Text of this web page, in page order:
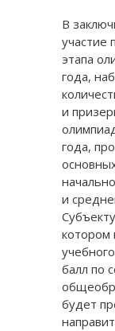
В
участие
этапа
года,
и
года,
и
котором
балл по
будет